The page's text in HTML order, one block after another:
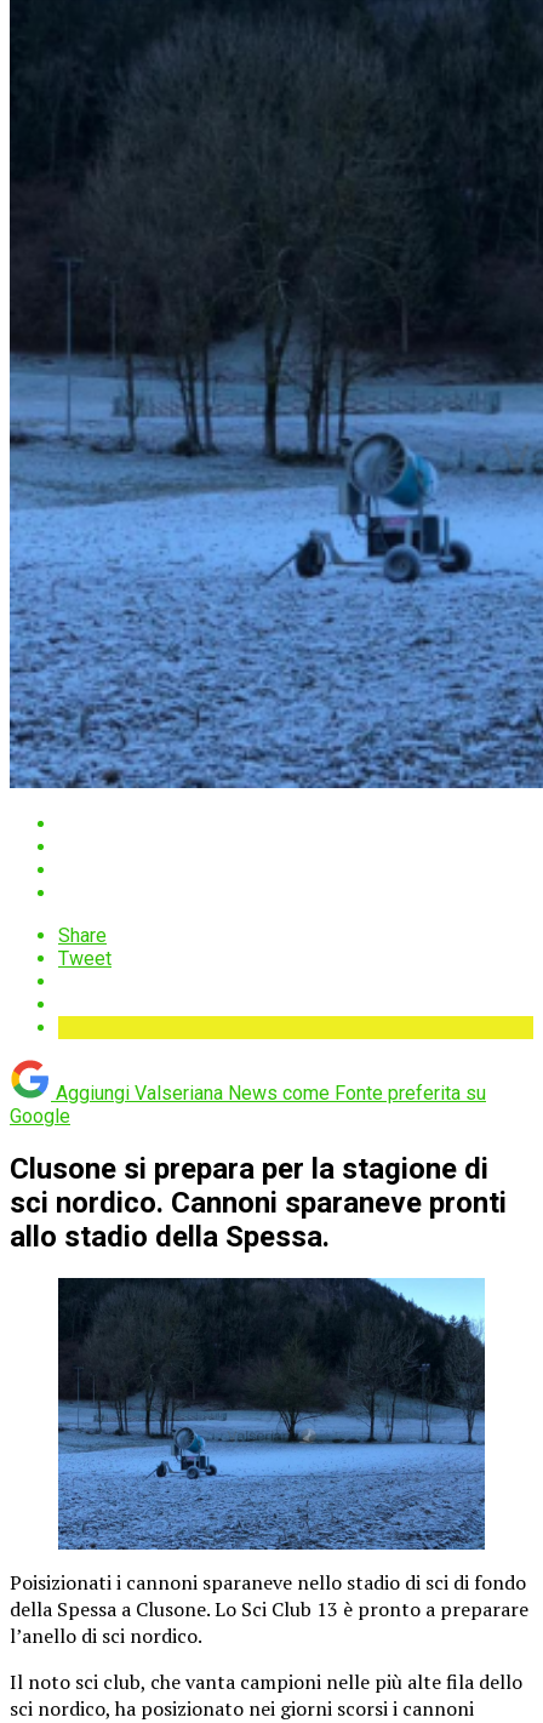
Share
Tweet
Aggiungi Valseriana News come Fonte preferita su
Google
Clusone si prepara per la stagione di
sci nordico. Cannoni sparaneve pronti
allo stadio della Spessa.
Poisizionati i cannoni sparaneve nello stadio di sci di fondo
della Spessa a Clusone. Lo Sci Club 13 è pronto a preparare
l’anello di sci nordico.
Il noto sci club, che vanta campioni nelle più alte fila dello
sci nordico, ha posizionato nei giorni scorsi i cannoni